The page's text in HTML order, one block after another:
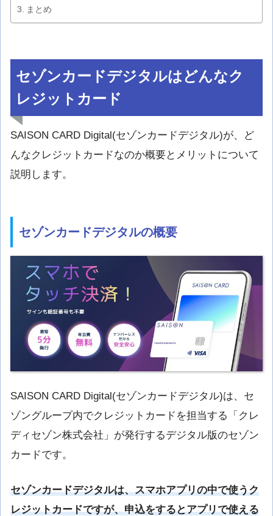
まとめ
セゾンカードデジタルはどんなク
レジットカード
SAISON CARD Digital(セゾンカードデジタル)が、ど
んなクレジットカードなのか概要とメリットについて
説明します。
セゾンカードデジタルの概要
SAISON CARD Digital(セゾンカードデジタル)は、セ
ゾングループ内でクレジットカードを担当する「クレ
ディセゾン株式会社」が発行するデジタル版のセゾン
カードです。
セゾンカードデジタルは、スマホアプリの中で使うク
レジットカードですが、申込をするとアプリで使える